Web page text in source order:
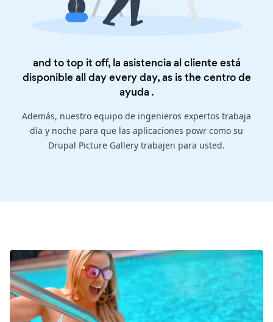
and to top it off, la asistencia al cliente está
disponible all day every day, as is thecentro de
ayuda .
Además, nuestro equipo de ingenieros expertos trabaja
día y noche para que las aplicaciones powr como su
Drupal Picture Gallery trabajen para usted.